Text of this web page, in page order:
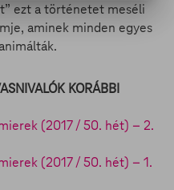
ezt a történetet meséli
aminek minden egyes
KORÁBBI
(2017 / 50. hét) – 2.
(2017 / 50. hét) – 1.